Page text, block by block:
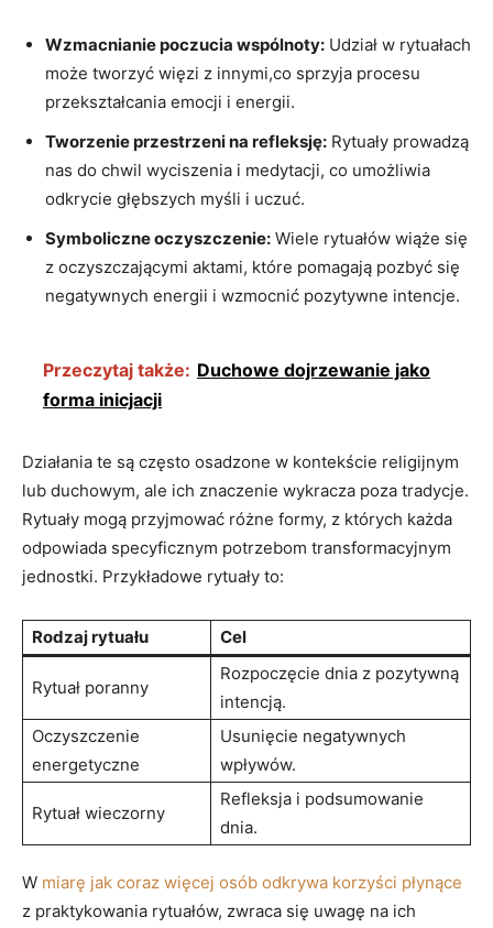
Wzmacnianie poczucia wspólnoty: Udział w rytuałach
może tworzyć więzi z innymi,co sprzyja procesu
przekształcania emocji i energii.
Tworzenie przestrzeni na refleksję: Rytuały prowadzą
nas do chwil wyciszenia i medytacji, co umożliwia
odkrycie głębszych myśli i uczuć.
Symboliczne oczyszczenie: Wiele rytuałów wiąże się
z oczyszczającymi aktami, które pomagają pozbyć się
negatywnych energii i wzmocnić pozytywne intencje.
Przeczytaj także: Duchowe dojrzewanie jako
forma inicjacji
Działania te są często osadzone w kontekście religijnym
lub duchowym, ale ich znaczenie wykracza poza tradycje.
Rytuały mogą przyjmować różne formy, z których każda
odpowiada specyficznym potrzebom transformacyjnym
jednostki. Przykładowe rytuały to:
Rodzaj rytuału Cel
Rytuał poranny
Rozpoczęcie dnia z pozytywną
intencją.
Oczyszczenie
energetyczne
Usunięcie negatywnych
wpływów.
Rytuał wieczorny
Refleksja i podsumowanie
dnia.
W miarę jak coraz więcej osób odkrywa korzyści płynące
z praktykowania rytuałów, zwraca się uwagę na ich